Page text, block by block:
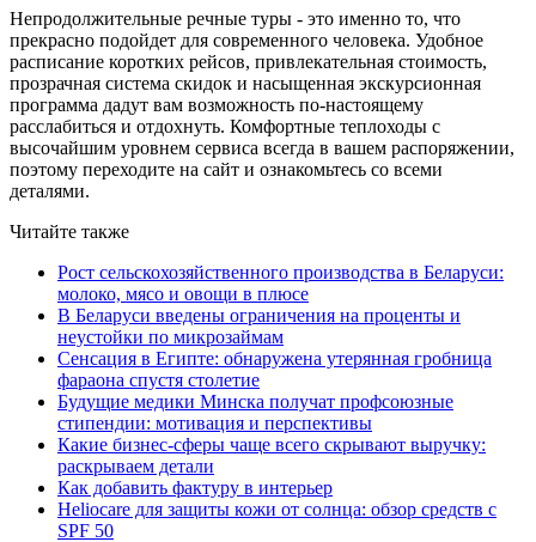
Непродолжительные речные туры - это именно то, что
прекрасно подойдет для современного человека. Удобное
расписание коротких рейсов, привлекательная стоимость,
прозрачная система скидок и насыщенная экскурсионная
программа дадут вам возможность по-настоящему
расслабиться и отдохнуть. Комфортные теплоходы с
высочайшим уровнем сервиса всегда в вашем распоряжении,
поэтому переходите на сайт и ознакомьтесь со всеми
деталями.
Читайте также
Рост сельскохозяйственного производства в Беларуси:
молоко, мясо и овощи в плюсе
В Беларуси введены ограничения на проценты и
неустойки по микрозаймам
Сенсация в Египте: обнаружена утерянная гробница
фараона спустя столетие
Будущие медики Минска получат профсоюзные
стипендии: мотивация и перспективы
Какие бизнес-сферы чаще всего скрывают выручку:
раскрываем детали
Как добавить фактуру в интерьер
Heliocare для защиты кожи от солнца: обзор средств с
SPF 50